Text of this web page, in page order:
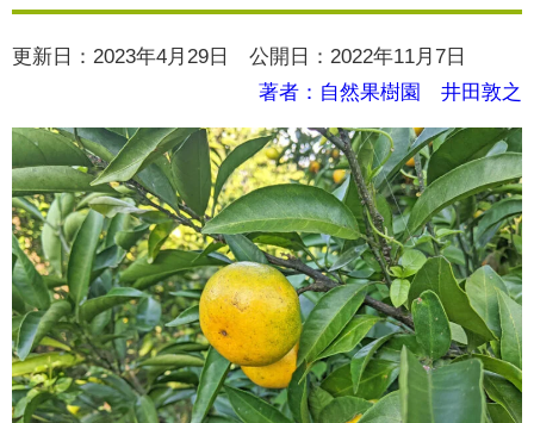
更新日：2023年4月29日 公開日：2022年11月7日
著者：自然果樹園 井田敦之